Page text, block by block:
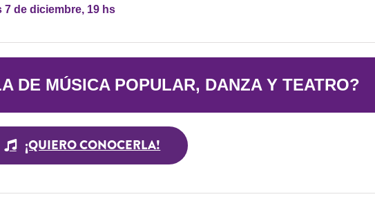
7 de diciembre, 19 hs
DE MÚSICA POPULAR, DANZA Y TEATRO?
¡QUIERO CONOCERLA!